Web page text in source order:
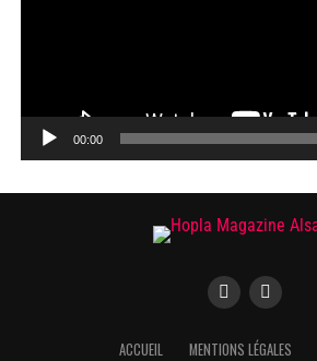
00:00
ACCUEIL MENTIONS LÉGALES